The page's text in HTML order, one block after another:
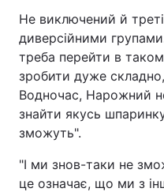
Не виключений й
диверсійними
треба перейти в
зробити дуже
Водночас, Нарожний
знайти якусь
зможуть".
"І ми знов-таки не
це означає, що ми з